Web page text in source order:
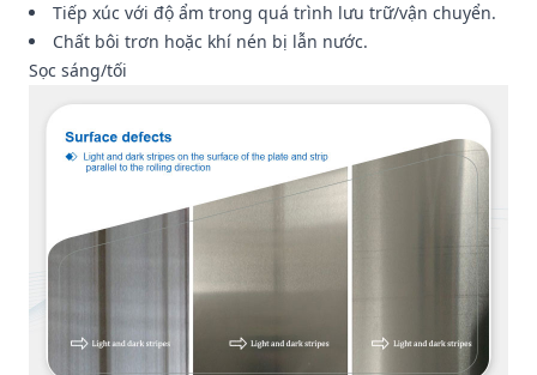
Tiếp xúc với độ ẩm trong quá trình lưu trữ/vận chuyển.
Chất bôi trơn hoặc khí nén bị lẫn nước.
Sọc sáng/tối